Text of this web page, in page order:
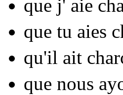
que j' aie
que tu aies
qu'il ait
que nous